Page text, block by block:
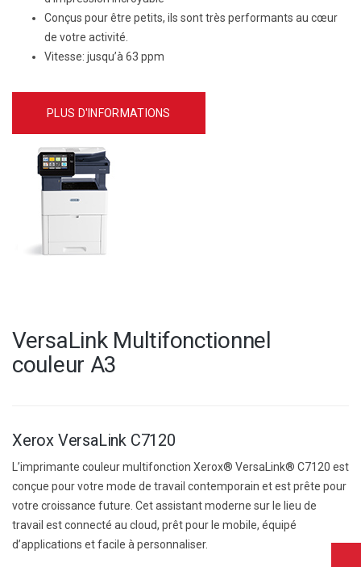
Conçus pour être petits, ils sont très performants au cœur
de votre activité.
Vitesse: jusqu’à 63 ppm
PLUS D'INFORMATIONS
VersaLink Multifonctionnel
couleur A3
Xerox VersaLink C7120
L’imprimante couleur multifonction Xerox® VersaLink® C7120 est
conçue pour votre mode de travail contemporain et est prête pour
votre croissance future. Cet assistant moderne sur le lieu de
travail est connecté au cloud, prêt pour le mobile, équipé
d’applications et facile à personnaliser.